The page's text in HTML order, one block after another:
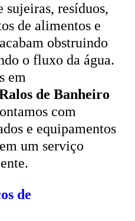
sujeiras, resíduos,
de alimentos e
obstruindo
o fluxo da água.
em
de Banheiro
com
e equipamentos
um serviço
de